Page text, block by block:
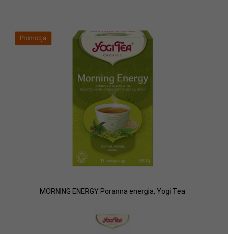
Promocja
MORNING ENERGY Poranna energia, Yogi Tea